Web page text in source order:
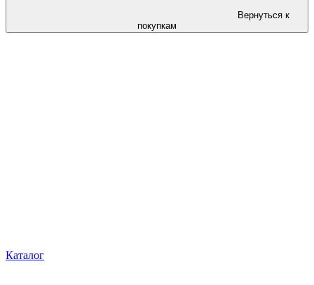
Вернуться к
покупкам
Каталог